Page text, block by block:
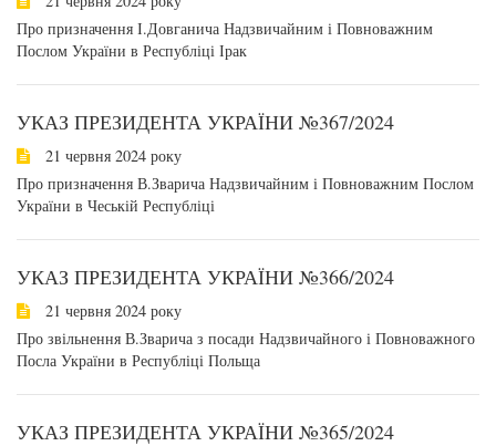
Про призначення І.Довганича Надзвичайним і Повноважним
Послом України в Республіці Ірак
УКАЗ ПРЕЗИДЕНТА УКРАЇНИ №367/2024
21 червня 2024 року
Про призначення В.Зварича Надзвичайним і Повноважним Послом
України в Чеській Республіці
УКАЗ ПРЕЗИДЕНТА УКРАЇНИ №366/2024
21 червня 2024 року
Про звільнення В.Зварича з посади Надзвичайного і Повноважного
Посла України в Республіці Польща
УКАЗ ПРЕЗИДЕНТА УКРАЇНИ №365/2024